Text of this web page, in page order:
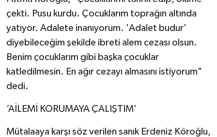
çekti. Pusu kurdu. Çocuklarım toprağın altında
yatıyor. Adalete inanıyorum. 'Adalet budur'
diyebileceğim şekilde ibreti alem cezası olsun.
Benim çocuklarım gibi başka çocuklar
katledilmesin. En ağır cezayı almasını istiyorum"
dedi.
‘AİLEMİ KORUMAYA ÇALIŞTIM’
Mütalaaya karşı söz verilen sanık Erdeniz Köroğlu,